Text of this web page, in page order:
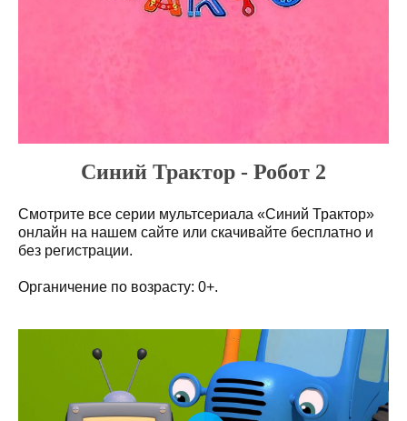
Синий Трактор - Робот 2
Смотрите все серии мультсериала «Синий Трактор»
онлайн на нашем сайте или скачивайте бесплатно и
без регистрации.
Органичение по возрасту: 0+.